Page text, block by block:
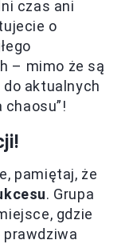
czas ani
o
– mimo że są
aktualnych
chaosu”!
pamiętaj, że
. Grupa
gdzie